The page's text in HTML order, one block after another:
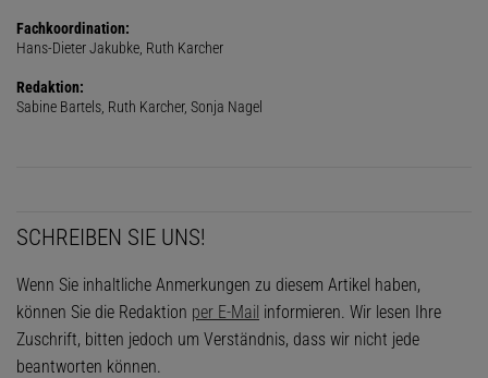
Fachkoordination:
Hans-Dieter Jakubke, Ruth Karcher
Redaktion:
Sabine Bartels, Ruth Karcher, Sonja Nagel
SCHREIBEN SIE UNS!
Wenn Sie inhaltliche Anmerkungen zu diesem Artikel haben,
können Sie die Redaktion per E-Mail informieren. Wir lesen Ihre
Zuschrift, bitten jedoch um Verständnis, dass wir nicht jede
beantworten können.